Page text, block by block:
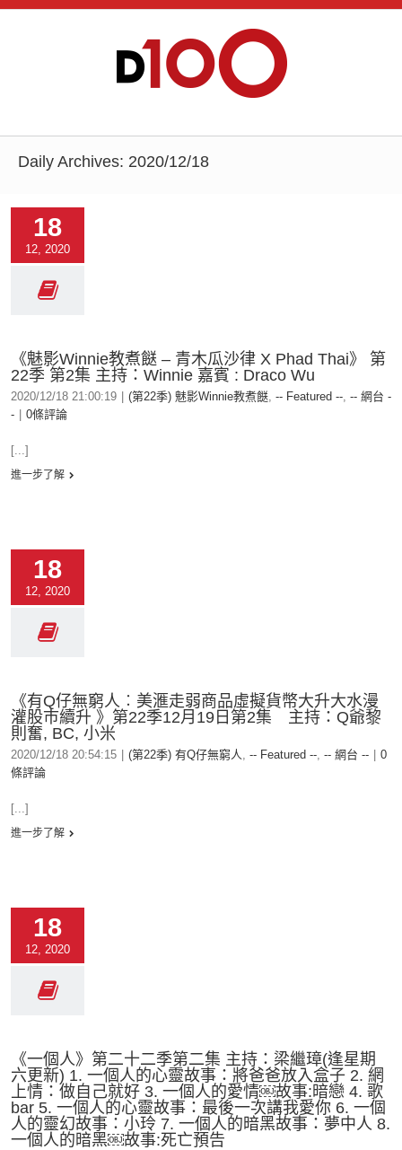
Daily Archives: 2020/12/18
18
12, 2020
《魅影Winnie教煮餸 – 青木瓜沙律 X Phad Thai》 第
22季 第2集 主持：Winnie 嘉賓 : Draco Wu
2020/12/18 21:00:19 (第22季) 魅影Winnie教煮餸, -- Featured --, -- 網台 -
-
0條評論
[...]
進一步了解
18
12, 2020
《有Q仔無窮人︰美滙走弱商品虛擬貨幣大升大水漫
灌股巿續升 》第22季12月19日第2集 主持：Q爺黎
則奮, BC, 小米
2020/12/18 20:54:15 (第22季) 有Q仔無窮人, -- Featured --, -- 網台 --
0
條評論
[...]
進一步了解
18
12, 2020
《一個人》第二十二季第二集 主持：梁繼璋(逢星期
六更新) 1. 一個人的心靈故事：將爸爸放入盒子 2. 網
上情：做自己就好 3. 一個人的愛情￼故事:暗戀 4. 歌
bar 5. 一個人的心靈故事：最後一次講我愛你 6. 一個
人的靈幻故事：小玲 7. 一個人的暗黑故事：夢中人 8.
一個人的暗黑￼故事:死亡預告